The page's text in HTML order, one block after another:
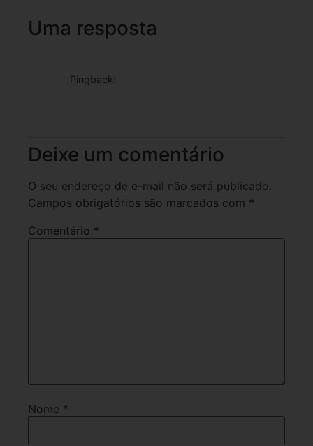
Uma resposta
Pingback:
Deixe um comentário
O seu endereço de e-mail não será publicado.
Campos obrigatórios são marcados com *
Comentário *
Nome *